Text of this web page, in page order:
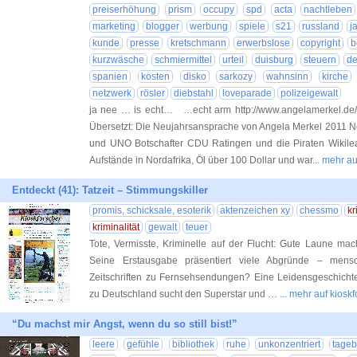
preiserhöhung
prism occupy spd acta
nachtleben
marketing
blogger werbung spiele s21 russland
kunde
presse kretschmann erwerbslose copyright
kurzwäsche
schmiermittel urteil duisburg steuern
spanien
kosten disko sarkozy wahnsinn
kirche
netzwerk
rösler diebstahl loveparade
polizeigewalt
ja nee … is echt… …echt arm http://
Übersetzt: Die Neujahrsansprache von Angela Merkel 2011
und UNO Botschafter CDU Ratingen und die Piraten
Aufstände in Nordafrika, Öl über 100 Dollar und war... mehr
Entdeckt (41): Tatzeit – Stimmungskiller
promis, schicksale, esoterik aktenzeichen xy chessmo
kriminalität
gewalt
teuer
Tote, Vermisste, Kriminelle auf der Flucht: Gute Laune
Seine Erstausgabe präsentiert viele Abgründe –
Zeitschriften zu Fernsehsendungen? Eine
zu Deutschland sucht den Superstar und … ... mehr auf
“Du machst mir Angst, wenn du so still bist!”
leere gefühle bibliothek ruhe unkonzentriert